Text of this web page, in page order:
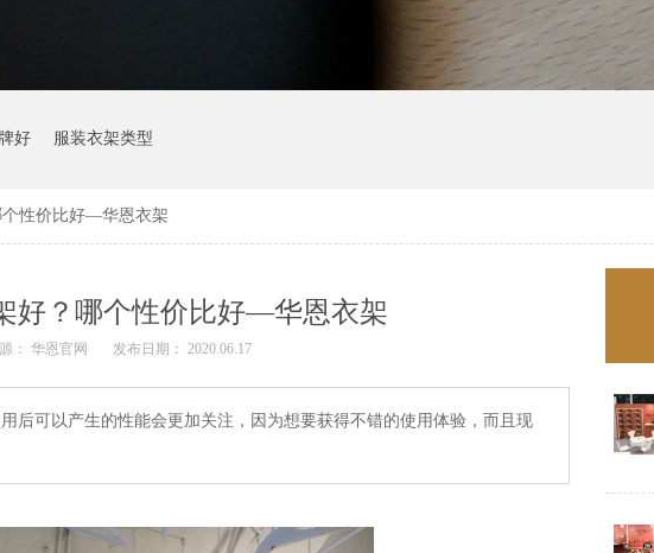
好 服装衣架类型
个性价比好—华恩衣架
好？哪个性价比好—华恩衣架
： 华恩官网 发布日期： 2020.06.17
可以产生的性能会更加关注，因为想要获得不错的使用体验，而且现